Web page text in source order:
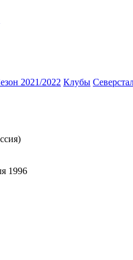
2021/2022 Клубы
1996